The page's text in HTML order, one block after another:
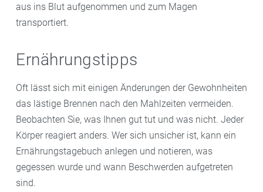
aus ins Blut aufgenommen und zum Magen
transportiert.
Ernährungstipps
Oft lässt sich mit einigen Änderungen der Gewohnheiten
das lästige Brennen nach den Mahlzeiten vermeiden.
Beobachten Sie, was Ihnen gut tut und was nicht. Jeder
Körper reagiert anders. Wer sich unsicher ist, kann ein
Ernährungstagebuch anlegen und notieren, was
gegessen wurde und wann Beschwerden aufgetreten
sind.